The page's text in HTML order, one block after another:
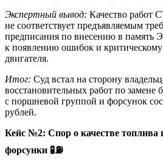
Экспертный вывод: Качество работ
не соответствует предъявляемым
предписания по внесению в память
к появлению ошибок и
двигателя.
Итог: Суд встал на сторону
восстановительных работ по замене
с поршневой группой и форсунок
рублей.
Кейс №2: Спор о качестве топлива
форсунки 🧪⛽